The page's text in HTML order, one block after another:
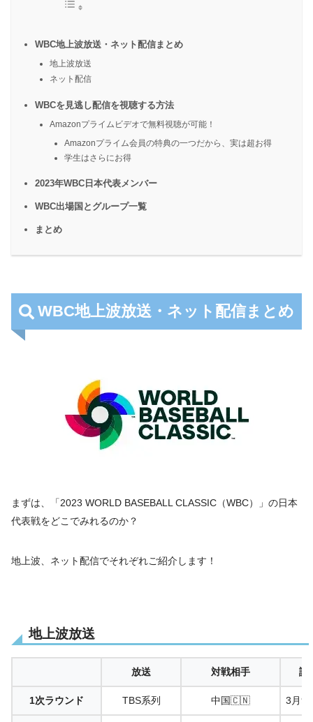
WBC地上波放送・ネット配信まとめ
地上波放送
ネット配信
WBCを見逃し配信を視聴する方法
Amazonプライムビデオで無料視聴が可能！
Amazonプライム会員の特典の一つだから、実は超お得
学生はさらにお得
2023年WBC日本代表メンバー
WBC出場国とグループ一覧
まとめ
WBC地上波放送・ネット配信まとめ
まずは、「2023 WORLD BASEBALL CLASSIC（WBC）」の日本
代表戦をどこでみれるのか？
地上波、ネット配信でそれぞれご紹介します！
地上波放送
放送 対戦相手 試
1次ラウンド TBS系列 中国🇨🇳 3月9